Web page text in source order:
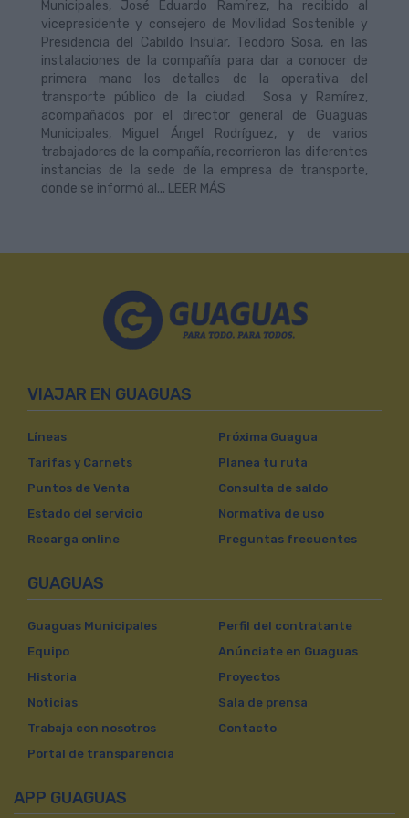
Municipales, José Eduardo Ramírez, ha recibido al
vicepresidente y consejero de Movilidad Sostenible y
Presidencia del Cabildo Insular, Teodoro Sosa, en las
instalaciones de la compañía para dar a conocer de
primera mano los detalles de la operativa del
transporte público de la ciudad. Sosa y Ramírez,
acompañados por el director general de Guaguas
Municipales, Miguel Ángel Rodríguez, y de varios
trabajadores de la compañía, recorrieron las diferentes
instancias de la sede de la empresa de transporte,
donde se informó al... LEER MÁS
VIAJAR EN GUAGUAS
Líneas
Tarifas y Carnets
Puntos de Venta
Estado del servicio
Recarga online
Próxima Guagua
Planea tu ruta
Consulta de saldo
Normativa de uso
Preguntas frecuentes
GUAGUAS
Guaguas Municipales
Equipo
Historia
Noticias
Trabaja con nosotros
Portal de transparencia
Perfil del contratante
Anúnciate en Guaguas
Proyectos
Sala de prensa
Contacto
APP GUAGUAS